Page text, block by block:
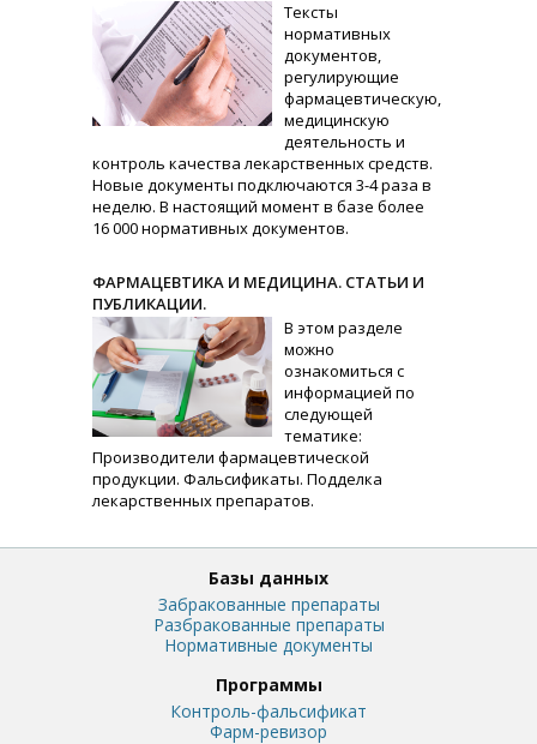
Тексты
нормативных
документов,
регулирующие
фармацевтическую,
медицинскую
деятельность и
контроль качества лекарственных средств.
Новые документы подключаются 3-4 раза в
неделю. В настоящий момент в базе более
16 000 нормативных документов.
ФАРМАЦЕВТИКА И МЕДИЦИНА. СТАТЬИ И
ПУБЛИКАЦИИ.
В этом разделе
можно
ознакомиться с
информацией по
следующей
тематике:
Производители фармацевтической
продукции. Фальсификаты. Подделка
лекарственных препаратов.
Базы данных
Забракованные препараты
Разбракованные препараты
Нормативные документы
Программы
Контроль-фальсификат
Фарм-ревизор